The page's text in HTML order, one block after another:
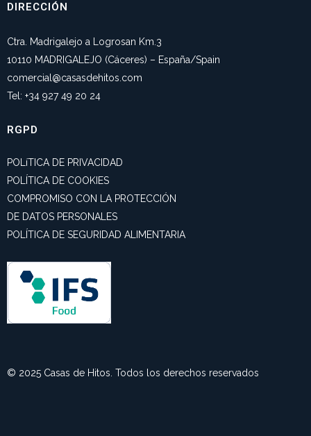
DIRECCIÓN
Ctra. Madrigalejo a Logrosan Km.3
10110 MADRIGALEJO (Cáceres) – España/Spain
comercial@casasdehitos.com
Tel: +34 927 49 20 24
RGPD
POLíTICA DE PRIVACIDAD
POLÍTICA DE COOKIES
COMPROMISO CON LA PROTECCIÓN
DE DATOS PERSONALES
POLÍTICA DE SEGURIDAD ALIMENTARIA
© 2025 Casas de Hitos. Todos los derechos reservados